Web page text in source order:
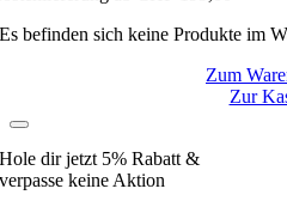
Es befinden sich keine Produkte im
Zum
Zur
Hole dir jetzt 5% Rabatt &
verpasse keine Aktion